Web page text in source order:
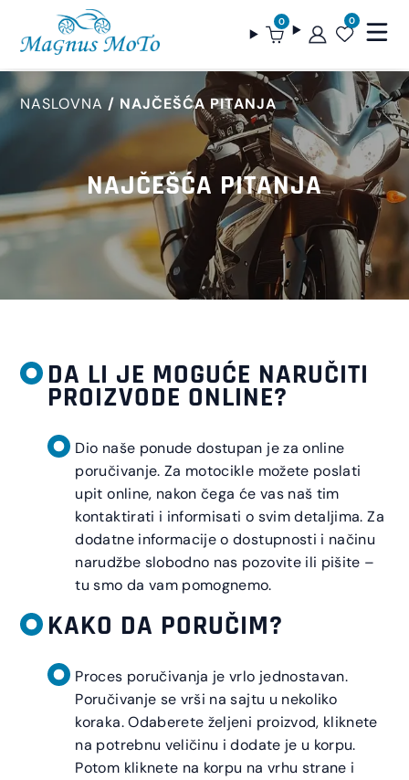
0 0
NASLOVNA NAJČEŠĆA PITANJA
NAJČEŠĆA PITANJA
DA LI JE MOGUĆE NARUČITI
PROIZVODE ONLINE?
Dio naše ponude dostupan je za online
poručivanje. Za motocikle možete poslati
upit online, nakon čega će vas naš tim
kontaktirati i informisati o svim detaljima. Za
dodatne informacije o dostupnosti i načinu
narudžbe slobodno nas pozovite ili pišite –
tu smo da vam pomognemo.
KAKO DA PORUČIM?
Proces poručivanja je vrlo jednostavan.
Poručivanje se vrši na sajtu u nekoliko
koraka. Odaberete željeni proizvod, kliknete
na potrebnu veličinu i dodate je u korpu.
Potom kliknete na korpu na vrhu strane i